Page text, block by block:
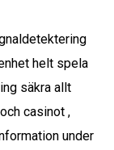
helt spela
säkra allt
casinot ,
under